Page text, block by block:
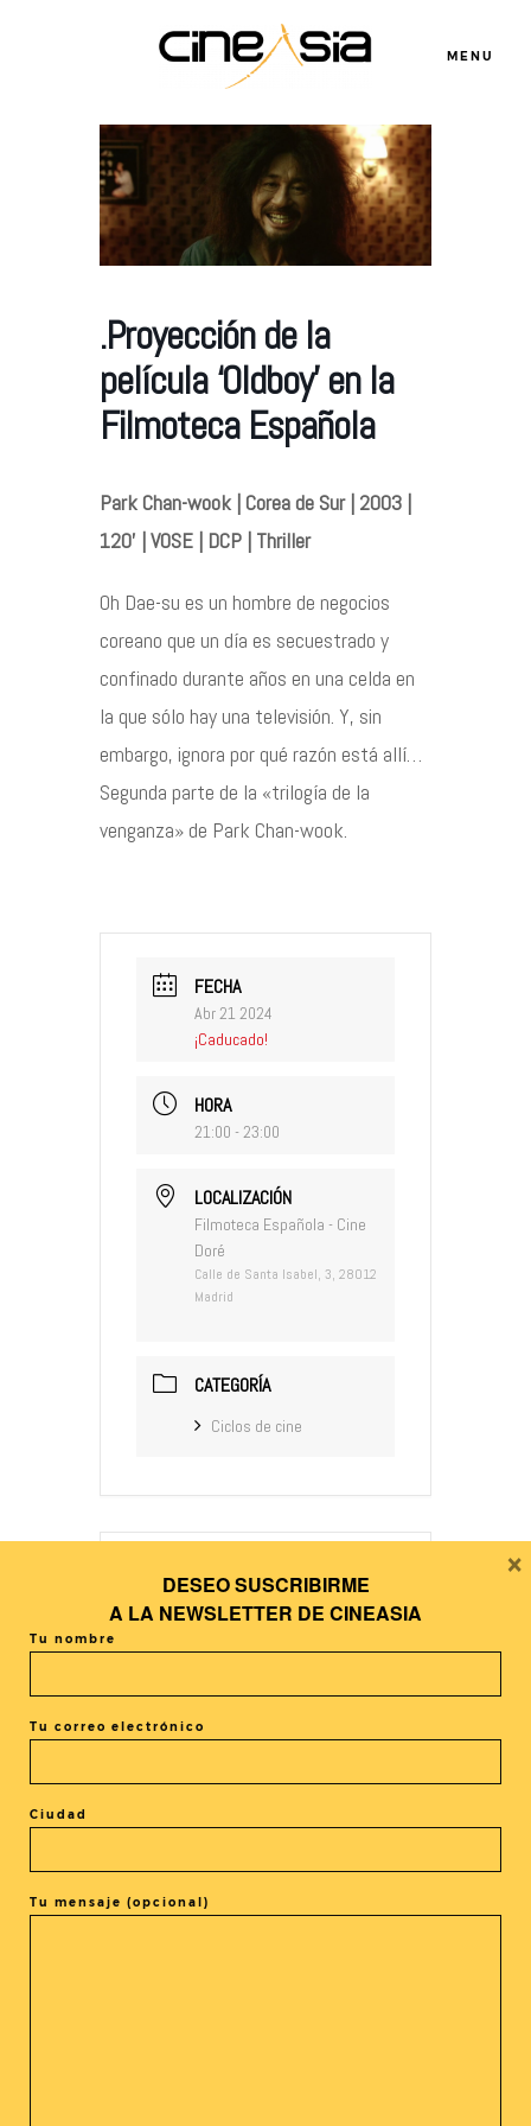
MENU
.Proyección de la
película ‘Oldboy’ en la
Filmoteca Española
Park Chan-wook | Corea de Sur | 2003 |
120’ | VOSE | DCP | Thriller
Oh Dae-su es un hombre de negocios
coreano que un día es secuestrado y
confinado durante años en una celda en
la que sólo hay una televisión. Y, sin
embargo, ignora por qué razón está allí…
Segunda parte de la «trilogía de la
venganza» de Park Chan-wook.
FECHA
Abr 21 2024
¡Caducado!
HORA
21:00 - 23:00
LOCALIZACIÓN
Filmoteca Española - Cine
Doré
Calle de Santa Isabel, 3, 28012
Madrid
CATEGORÍA
Ciclos de cine
El evento está terminado.
Servicios
©2026 COPYRIGHT FLOTHEMES
DESEO SUSCRIBIRME
A LA NEWSLETTER DE CINEASIA
Tu nombre
Tu correo electrónico
Ciudad
Tu mensaje (opcional)
×